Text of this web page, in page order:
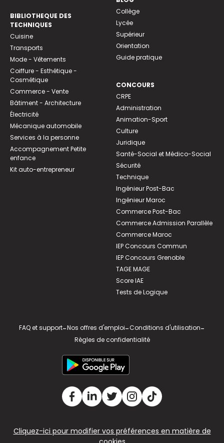
BIBLIOTHEQUE DES
TECHNIQUES
Cuisine
Transports
Mode - Vêtements
Coiffure - Esthétique -
Cosmétique
Commerce - Vente
Bâtiment - Architecture
Électricité
Mécanique automobile
Services à la personne
Accompagnement Petite
enfance
Kit auto-entrepreneur
Collège
Lycée
Supérieur
Orientation
Guide pratique
CONCOURS
CRPE
Administration
Animation-Sport
Culture
Juridique
Santé-Social et Médico-Social
Sécurité
Technique
Ingénieur Post-Bac
Ingénieur Maroc
Commerce Post-Bac
Commerce Admission Parallèle
Commerce Maroc
IEP Concours Commun
IEP Concours Grenoble
TAGE MAGE
Score IAE
Tests de Logique
FAQ et support-Nos offres d'emploi-Conditions d'utilisation-
Règles de confidentialité
Cliquez-ici pour modifier vos préférences en matière de